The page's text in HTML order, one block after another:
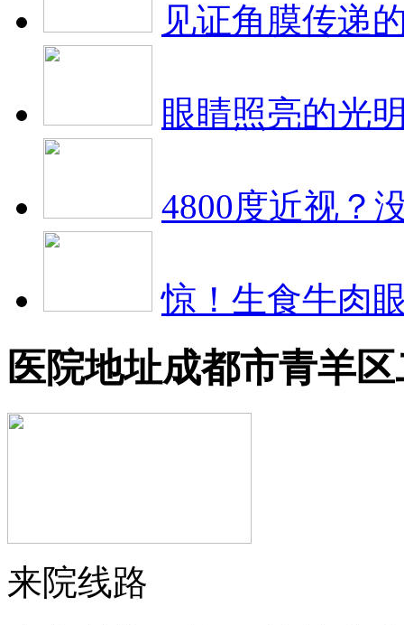
见证角膜传递
眼睛照亮的光
4800度近视？
惊！生食牛肉
医院地址成都市青羊
来院线路